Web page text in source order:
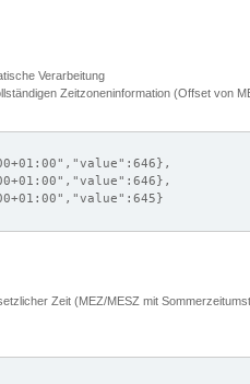
Verarbeitung
Zeitzoneninformation (Offset von
Zeit (MEZ/MESZ mit